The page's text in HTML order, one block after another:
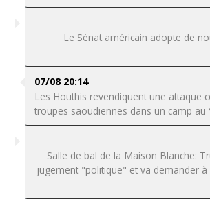
Le Sénat américain adopte de
07/08 20:14
Les Houthis revendiquent une attaque
troupes saoudiennes dans un camp au
Salle de bal de la Maison Blanche:
jugement "politique" et va demander